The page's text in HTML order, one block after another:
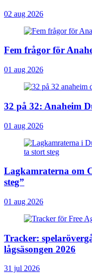
02 aug 2026
Fem frågor för
01 aug 2026
32 på 32: Anaheim
01 aug 2026
Lagkamraterna om
steg”
01 aug 2026
Tracker:
lågsäsongen 2026
31 jul 2026